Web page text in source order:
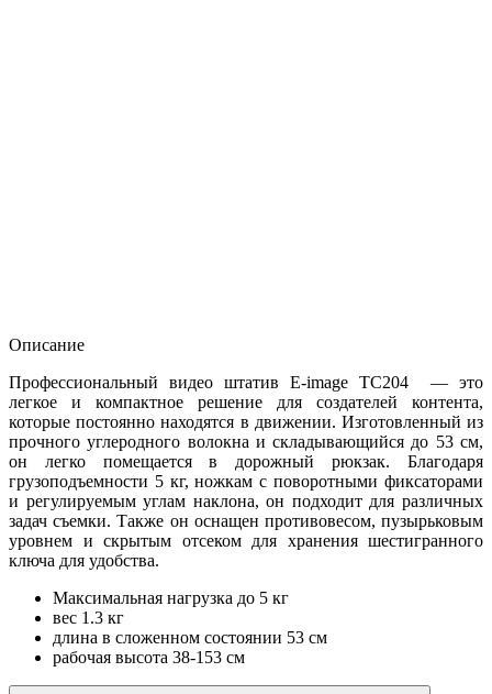
Описание
Профессиональный видео штатив E-image TC204 — это
легкое и компактное решение для создателей контента,
которые постоянно находятся в движении. Изготовленный из
прочного углеродного волокна и складывающийся до 53 см,
он легко помещается в дорожный рюкзак. Благодаря
грузоподъемности 5 кг, ножкам с поворотными фиксаторами
и регулируемым углам наклона, он подходит для различных
задач съемки. Также он оснащен противовесом, пузырьковым
уровнем и скрытым отсеком для хранения шестигранного
ключа для удобства.
Максимальная нагрузка до 5 кг
вес 1.3 кг
длина в сложенном состоянии 53 см
рабочая высота 38-153 см